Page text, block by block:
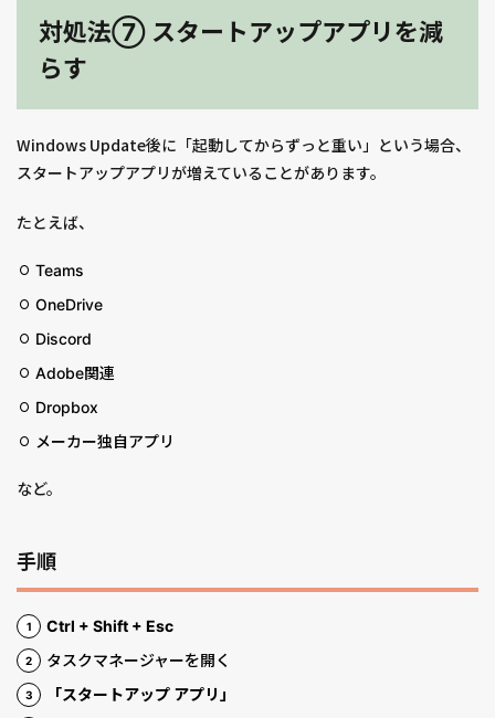
対処法⑦ スタートアップアプリを減
らす
Windows Update後に「起動してからずっと重い」という場合、
スタートアップアプリが増えていることがあります。
たとえば、
Teams
OneDrive
Discord
Adobe関連
Dropbox
メーカー独自アプリ
など。
手順
Ctrl + Shift + Esc
タスクマネージャーを開く
「スタートアップ アプリ」